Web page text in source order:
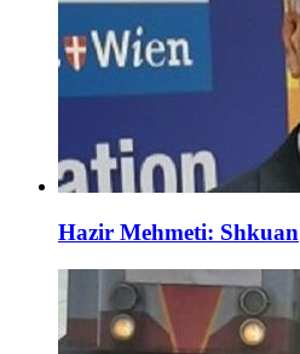
Hazir Mehmeti: Shkuan